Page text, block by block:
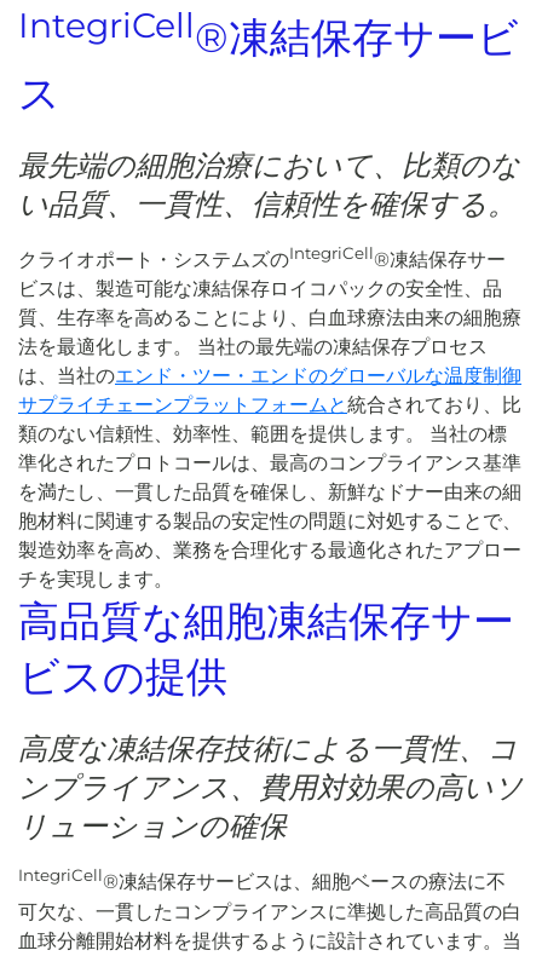
IntegriCell®凍結保存サービ
ス
最先端の細胞治療において、比類のな
い品質、一貫性、信頼性を確保する。
クライオポート・システムズのIntegriCell®凍結保存サー
ビスは、製造可能な凍結保存ロイコパックの安全性、品
質、生存率を高めることにより、白血球療法由来の細胞療
法を最適化します。 当社の最先端の凍結保存プロセス
は、当社のエンド・ツー・エンドのグローバルな温度制御
サプライチェーンプラットフォームと統合されており、比
類のない信頼性、効率性、範囲を提供します。 当社の標
準化されたプロトコールは、最高のコンプライアンス基準
を満たし、一貫した品質を確保し、新鮮なドナー由来の細
胞材料に関連する製品の安定性の問題に対処することで、
製造効率を高め、業務を合理化する最適化されたアプロー
チを実現します。
高品質な細胞凍結保存サー
ビスの提供
高度な凍結保存技術による一貫性、コ
ンプライアンス、費用対効果の高いソ
リューションの確保
IntegriCell®凍結保存サービスは、細胞ベースの療法に不
可欠な、一貫したコンプライアンスに準拠した高品質の白
血球分離開始材料を提供するように設計されています。当